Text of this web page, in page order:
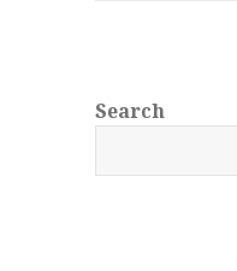
Search